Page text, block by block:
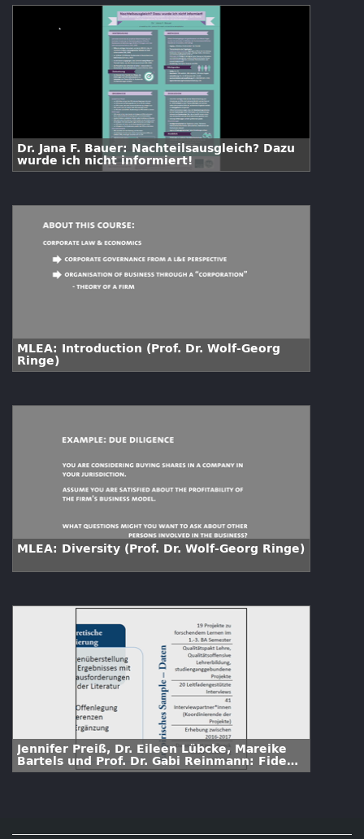
Dr. Jana F. Bauer: Nachteilsausgleich? Dazu
wurde ich nicht informiert!
MLEA: Introduction (Prof. Dr. Wolf-Georg
Ringe)
MLEA: Diversity (Prof. Dr. Wolf-Georg Ringe)
Jennifer Preiß, Dr. Eileen Lübcke, Mareike
Bartels und Prof. Dr. Gabi Reinmann: FideS -
Herausforderungen im Forschenden Lernen